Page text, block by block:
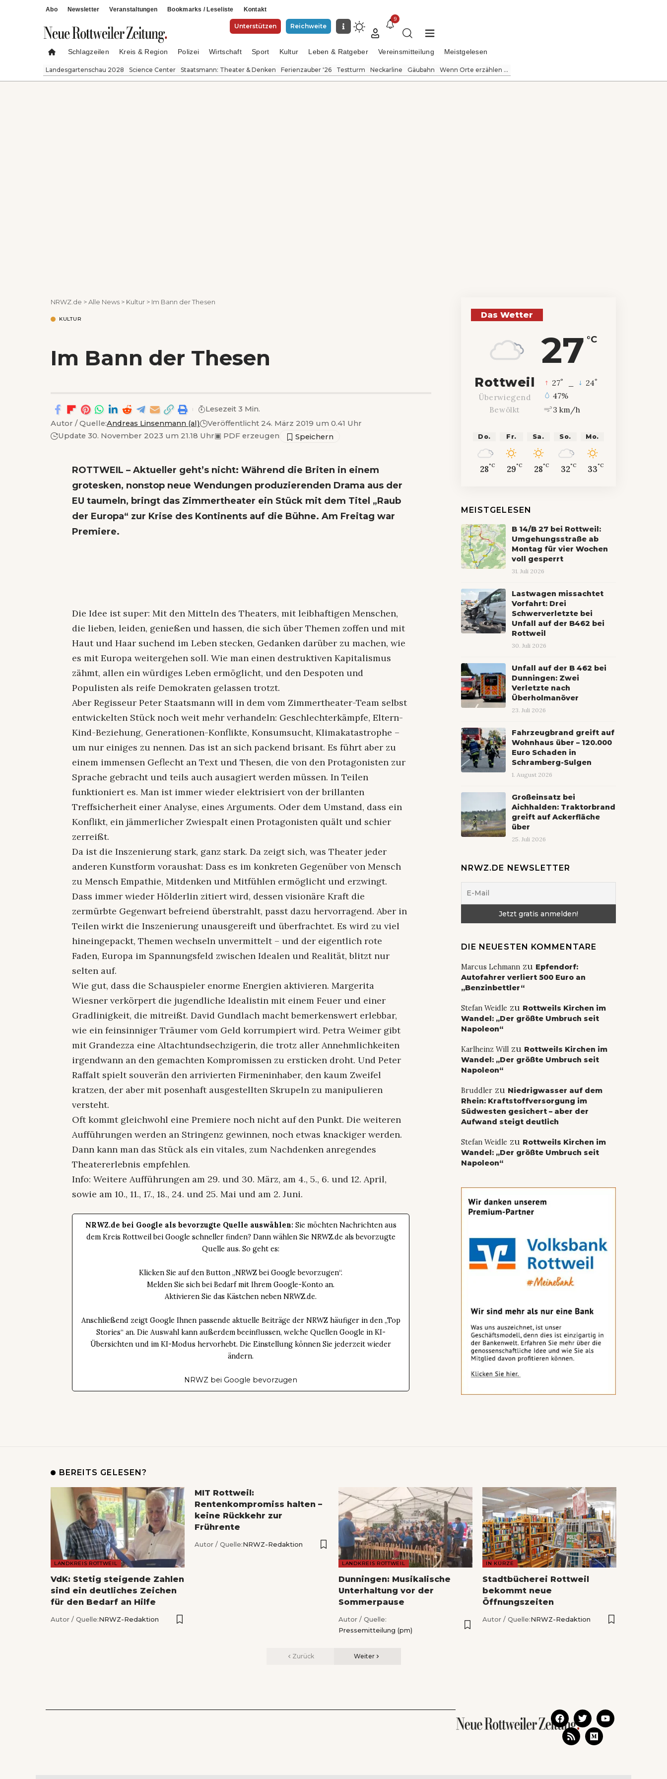
Abo Newsletter Veranstaltungen Bookmarks / Leseliste Kontakt
Unterstützen Reichweite
9
Schlagzeilen Kreis & Region Polizei Wirtschaft Sport Kultur Leben & Ratgeber Vereinsmitteilung Meistgelesen
Landesgartenschau 2028 Science Center Staatsmann: Theater & Denken Ferienzauber '26 Testturm Neckarline Gäubahn Wenn Orte erzählen ...
NRWZ.de >Alle News > Kultur > Im Bann der Thesen
KULTUR
Im Bann der Thesen
Autor / Quelle:Andreas Linsenmann (al)
Veröffentlicht 24. März 2019 um 0.41 Uhr
Update 30. November 2023 um 21.18 Uhr▣ PDF erzeugen
Lesezeit 3 Min.
ROTTWEIL – Aktueller geht’s nicht: Während die Briten in einem
grotesken, nonstop neue Wendungen produzierenden Drama aus der
EU taumeln, bringt das Zimmertheater ein Stück mit dem Titel „Raub
der Europa“ zur Krise des Kontinents auf die Bühne. Am Freitag war
Premiere.
Die Idee ist super: Mit den Mitteln des Theaters, mit leibhaftigen Menschen,
die lieben, leiden, genießen und hassen, die sich über Themen zoffen und mit
Haut und Haar suchend im Leben stecken, Gedanken darüber zu machen, wie
es mit Europa weitergehen soll. Wie man einen destruktiven Kapitalismus
zähmt, allen ein würdiges Leben ermöglicht, und den Despoten und
Populisten als reife Demokraten gelassen trotzt.
Aber Regisseur Peter Staatsmann will in dem vom Zimmertheater-Team selbst
entwickelten Stück noch weit mehr verhandeln: Geschlechterkämpfe, Eltern-
Kind-Beziehung, Generationen-Konflikte, Konsumsucht, Klimakatastrophe –
um nur einiges zu nennen. Das ist an sich packend brisant. Es führt aber zu
einem immensen Geflecht an Text und Thesen, die von den Protagonisten zur
Sprache gebracht und teils auch ausagiert werden müssen. In Teilen
funktioniert es. Man ist immer wieder elektrisiert von der brillanten
Treffsicherheit einer Analyse, eines Arguments. Oder dem Umstand, dass ein
Konflikt, ein jämmerlicher Zwiespalt einen Protagonisten quält und schier
zerreißt.
Da ist die Inszenierung stark, ganz stark. Da zeigt sich, was Theater jeder
anderen Kunstform voraushat: Dass es im konkreten Gegenüber von Mensch
zu Mensch Empathie, Mitdenken und Mitfühlen ermöglicht und erzwingt.
Dass immer wieder Hölderlin zitiert wird, dessen visionäre Kraft die
zermürbte Gegenwart befreiend überstrahlt, passt dazu hervorragend. Aber in
Teilen wirkt die Inszenierung unausgereift und überfrachtet. Es wird zu viel
hineingepackt, Themen wechseln unvermittelt – und der eigentlich rote
Faden, Europa im Spannungsfeld zwischen Idealen und Realität, blitzt nur
selten auf.
Wie gut, dass die Schauspieler enorme Energien aktivieren. Margerita
Wiesner verkörpert die jugendliche Idealistin mit einem Feuer und einer
Gradlinigkeit, die mitreißt. David Gundlach macht bemerkenswert erlebbar,
wie ein feinsinniger Träumer vom Geld korrumpiert wird. Petra Weimer gibt
mit Grandezza eine Altachtundsechzigerin, die trotz aller Annehmlichkeiten
irgendwann an den gemachten Kompromissen zu ersticken droht. Und Peter
Raffalt spielt souverän den arrivierten Firmeninhaber, den kaum Zweifel
kratzen, der aber mit posenhaft ausgestellten Skrupeln zu manipulieren
versteht.
Oft kommt gleichwohl eine Premiere noch nicht auf den Punkt. Die weiteren
Aufführungen werden an Stringenz gewinnen, noch etwas knackiger werden.
Dann kann man das Stück als ein vitales, zum Nachdenken anregendes
Theatererlebnis empfehlen.
Info: Weitere Aufführungen am 29. und 30. März, am 4., 5., 6. und 12. April,
sowie am 10., 11., 17., 18., 24. und 25. Mai und am 2. Juni.
NRWZ.de bei Google als bevorzugte Quelle auswählen: Sie möchten Nachrichten aus
dem Kreis Rottweil bei Google schneller finden? Dann wählen Sie NRWZ.de als bevorzugte
Quelle aus. So geht es:
Klicken Sie auf den Button „NRWZ bei Google bevorzugen“.
Melden Sie sich bei Bedarf mit Ihrem Google-Konto an.
Aktivieren Sie das Kästchen neben NRWZ.de.
Anschließend zeigt Google Ihnen passende aktuelle Beiträge der NRWZ häufiger in den „Top
Stories“ an. Die Auswahl kann außerdem beeinflussen, welche Quellen Google in KI-
Übersichten und im KI-Modus hervorhebt. Die Einstellung können Sie jederzeit wieder
ändern.
NRWZ bei Google bevorzugen
Das Wetter
27 °C
Rottweil
Überwiegend
Bewölkt
27° 24°
47%
3 km/h
Do.
28°C
Fr.
29°C
Sa.
28°C
So.
32°C
Mo.
33°C
MEISTGELESEN
B 14/B 27 bei Rottweil:
Umgehungsstraße ab
Montag für vier Wochen
voll gesperrt
31. Juli 2026
Lastwagen missachtet
Vorfahrt: Drei
Schwerverletzte bei
Unfall auf der B462 bei
Rottweil
30. Juli 2026
Unfall auf der B 462 bei
Dunningen: Zwei
Verletzte nach
Überholmanöver
23. Juli 2026
Fahrzeugbrand greift auf
Wohnhaus über – 120.000
Euro Schaden in
Schramberg-Sulgen
1. August 2026
Großeinsatz bei
Aichhalden: Traktorbrand
greift auf Ackerfläche
über
25. Juli 2026
NRWZ.DE NEWSLETTER
DIE NEUESTEN KOMMENTARE
Marcus Lehmannzu Epfendorf:
Autofahrer verliert 500 Euro an
„Benzinbettler“
Stefan Weidle zu Rottweils Kirchen im
Wandel: „Der größte Umbruch seit
Napoleon“
Karlheinz Willzu Rottweils Kirchen im
Wandel: „Der größte Umbruch seit
Napoleon“
Bruddlerzu Niedrigwasser auf dem
Rhein: Kraftstoffversorgung im
Südwesten gesichert – aber der
Aufwand steigt deutlich
Stefan Weidle zu Rottweils Kirchen im
Wandel: „Der größte Umbruch seit
Napoleon“
BEREITS GELESEN?
LANDKREIS ROTTWEIL
VdK: Stetig steigende Zahlen
sind ein deutliches Zeichen
für den Bedarf an Hilfe
Autor / Quelle:NRWZ-Redaktion
MIT Rottweil:
Rentenkompromiss halten –
keine Rückkehr zur
Frührente
Autor / Quelle:NRWZ-Redaktion
LANDKREIS ROTTWEIL
Dunningen: Musikalische
Unterhaltung vor der
Sommerpause
Autor / Quelle:
Pressemitteilung (pm)
IN KÜRZE
Stadtbücherei Rottweil
bekommt neue
Öffnungszeiten
Autor / Quelle:NRWZ-Redaktion
Zurück Weiter